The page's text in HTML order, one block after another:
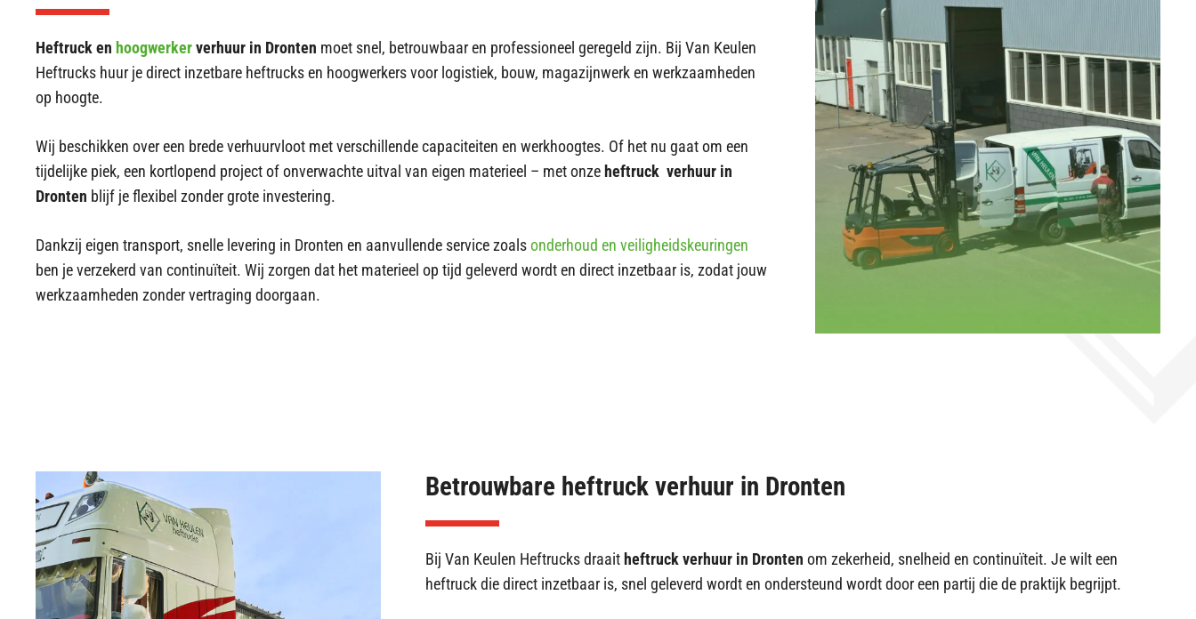
Heftruck en hoogwerkerverhuur in Dronten moet snel, betrouwbaar en professioneel geregeld zijn. Bij Van Keulen
Heftrucks huur je direct inzetbare heftrucks en hoogwerkers voor logistiek, bouw, magazijnwerk en werkzaamheden
op hoogte.
Wij beschikken over een brede verhuurvloot met verschillende capaciteiten en werkhoogtes. Of het nu gaat om een
tijdelijke piek, een kortlopend project of onverwachte uitval van eigen materieel – met onzeheftruck verhuur in
Dronten blijf je flexibel zonder grote investering.
Dankzij eigen transport, snelle levering in Dronten en aanvullende service zoalsonderhoud en veiligheidskeuringen
ben je verzekerd van continuïteit. Wij zorgen dat het materieel op tijd geleverd wordt en direct inzetbaar is, zodat jouw
werkzaamheden zonder vertraging doorgaan.
Betrouwbare heftruck verhuur in Dronten
Bij Van Keulen Heftrucks draaitheftruck verhuur in Dronten om zekerheid, snelheid en continuïteit. Je wilt een
heftruck die direct inzetbaar is, snel geleverd wordt en ondersteund wordt door een partij die de praktijk begrijpt.